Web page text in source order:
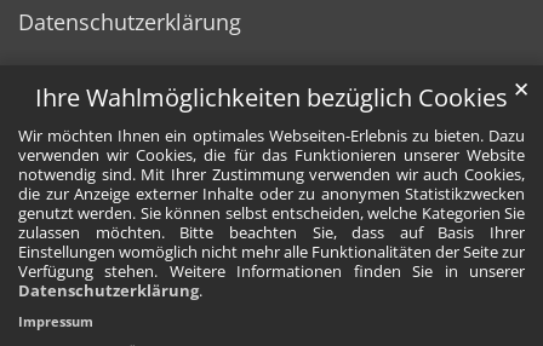
Ihre Wahlmöglichkeiten bezüglich Cookies
Wir möchten Ihnen ein optimales Webseiten-Erlebnis zu bieten. Dazu
verwenden wir Cookies, die für das Funktionieren unserer Website
notwendig sind. Mit Ihrer Zustimmung verwenden wir auch Cookies,
die zur Anzeige externer Inhalte oder zu anonymen Statistikzwecken
genutzt werden. Sie können selbst entscheiden, welche Kategorien Sie
zulassen möchten. Bitte beachten Sie, dass auf Basis Ihrer
Einstellungen womöglich nicht mehr alle Funktionalitäten der Seite zur
Verfügung stehen. Weitere Informationen finden Sie in unserer
Datenschutzerklärung.
✕
Impressum
Datenschutzerklärung